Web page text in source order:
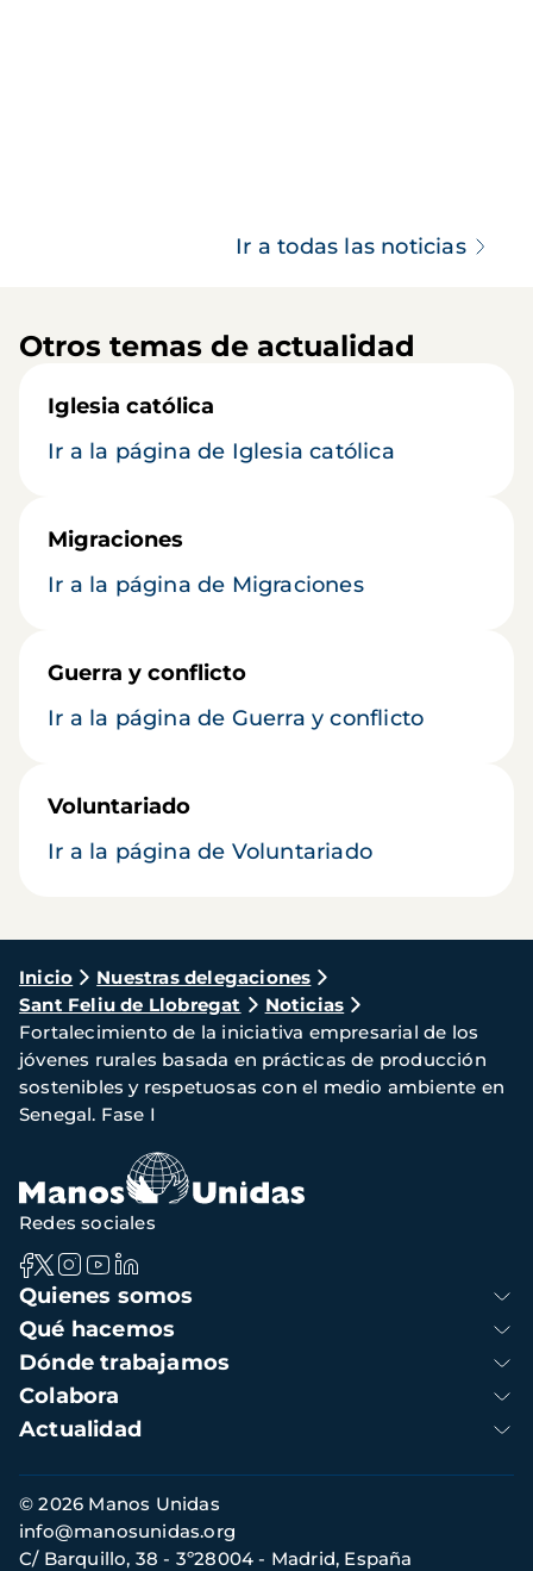
Ir a todas las noticias
Otros temas de actualidad
Iglesia católica
Ir a la página de Iglesia católica
Migraciones
Ir a la página de Migraciones
Guerra y conflicto
Ir a la página de Guerra y conflicto
Voluntariado
Ir a la página de Voluntariado
Ruta
de
navegación
Inicio
Nuestras delegaciones
Sant Feliu de Llobregat
Noticias
Fortalecimiento de la iniciativa empresarial de los
jóvenes rurales basada en prácticas de producción
sostenibles y respetuosas con el medio ambiente en
Senegal. Fase I
Navegación
principal
Quienes somos
Qué hacemos
Dónde trabajamos
Colabora
Actualidad
Redes sociales
Información
de
contacto
© 2026 Manos Unidas
C/ Barquillo, 38 - 3º28004 - Madrid, España
info@manosunidas.org